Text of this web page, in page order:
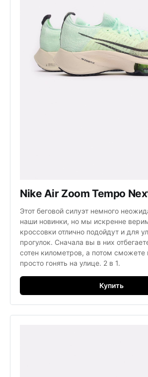
Nike Air Zoom Tempo
Этот беговой силуэт немного
наши новинки, но мы искренне
кроссовки отлично подойдут и для
прогулок. Сначала вы в них
сотен километров, а потом сможете
просто гонять на улице. 2 в 1.
Купить